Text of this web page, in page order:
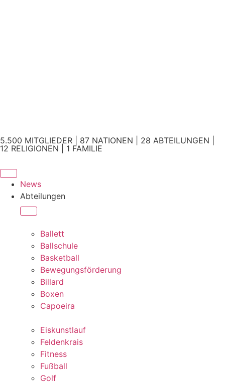
5.500 MITGLIEDER | 87 NATIONEN | 28 ABTEILUNGEN |
12 RELIGIONEN | 1 FAMILIE
News
Abteilungen
Ballett
Ballschule
Basketball
Bewegungsförderung
Billard
Boxen
Capoeira
Eiskunstlauf
Feldenkrais
Fitness
Fußball
Golf